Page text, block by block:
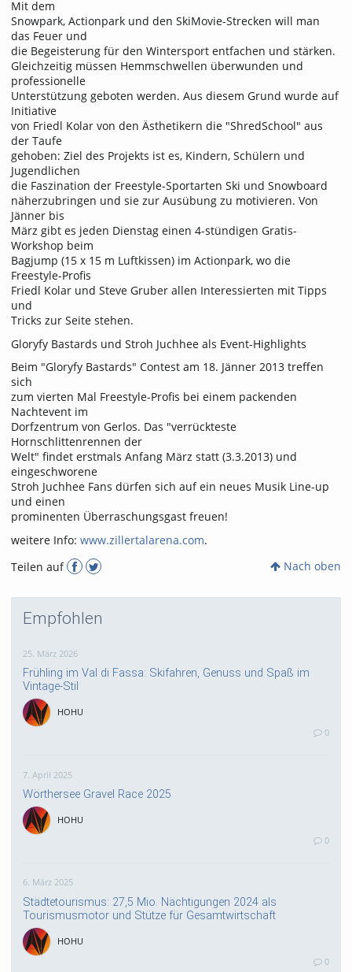
Mit dem
Snowpark, Actionpark und den SkiMovie-Strecken will man
das Feuer und
die Begeisterung für den Wintersport entfachen und stärken.
Gleichzeitig müssen Hemmschwellen überwunden und
professionelle
Unterstützung geboten werden. Aus diesem Grund wurde auf
Initiative
von Friedl Kolar von den Ästhetikern die "ShredSchool" aus
der Taufe
gehoben: Ziel des Projekts ist es, Kindern, Schülern und
Jugendlichen
die Faszination der Freestyle-Sportarten Ski und Snowboard
näherzubringen und sie zur Ausübung zu motivieren. Von
Jänner bis
März gibt es jeden Dienstag einen 4-stündigen Gratis-
Workshop beim
Bagjump (15 x 15 m Luftkissen) im Actionpark, wo die
Freestyle-Profis
Friedl Kolar und Steve Gruber allen Interessierten mit Tipps
und
Tricks zur Seite stehen.
Gloryfy Bastards und Stroh Juchhee als Event-Highlights
Beim "Gloryfy Bastards" Contest am 18. Jänner 2013 treffen
sich
zum vierten Mal Freestyle-Profis bei einem packenden
Nachtevent im
Dorfzentrum von Gerlos. Das "verrückteste
Hornschlittenrennen der
Welt" findet erstmals Anfang März statt (3.3.2013) und
eingeschworene
Stroh Juchhee Fans dürfen sich auf ein neues Musik Line-up
und einen
prominenten Überraschungsgast freuen!
weitere Info: www.zillertalarena.com.
Teilen auf
Nach oben
Empfohlen
25. März 2026
Frühling im Val di Fassa: Skifahren, Genuss und Spaß im
Vintage-Stil
HOHU
0
7. April 2025
Wörthersee Gravel Race 2025
HOHU
0
6. März 2025
Städtetourismus: 27,5 Mio. Nächtigungen 2024 als
Tourismusmotor und Stütze für Gesamtwirtschaft
HOHU
0